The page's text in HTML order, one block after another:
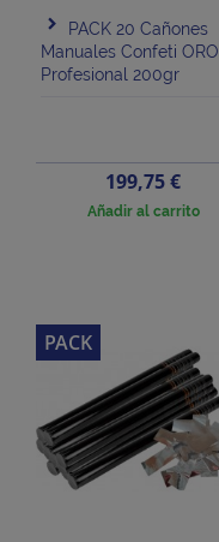
PACK 20 Cañones
Manuales Confeti ORO
Profesional 200gr
Precio
199,75 €
Añadir al carrito
PACK